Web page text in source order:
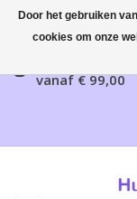
Gratis
vanaf € 99,00
Home
Bruidsaccessoires
Door het gebruiken
cookies om onze